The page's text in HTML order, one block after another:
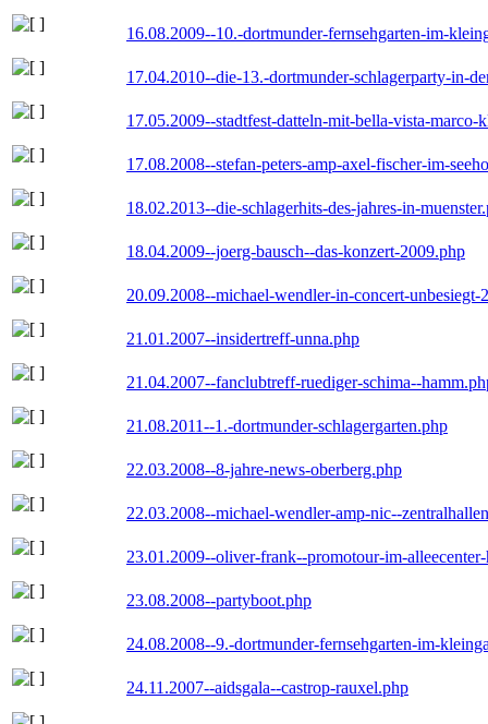
16.08.2009--10.-dortmunder-fernsehgarten-im-
17.04.2010--die-13.-dortmunder-schlagerparty-in-
17.05.2009--stadtfest-datteln-mit-bella-vista-marco-
17.08.2008--stefan-peters-amp-axel-fischer-im-
18.02.2013--die-schlagerhits-des-jahres-in-
18.04.2009--joerg-bausch--das-konzert-2009.php
20.09.2008--michael-wendler-in-concert-unbesiegt-
21.01.2007--insidertreff-unna.php
21.04.2007--fanclubtreff-ruediger-schima--
21.08.2011--1.-dortmunder-schlagergarten.php
22.03.2008--8-jahre-news-oberberg.php
22.03.2008--michael-wendler-amp-nic--
23.01.2009--oliver-frank--promotour-im-
23.08.2008--partyboot.php
24.08.2008--9.-dortmunder-fernsehgarten-im-
24.11.2007--aidsgala--castrop-rauxel.php